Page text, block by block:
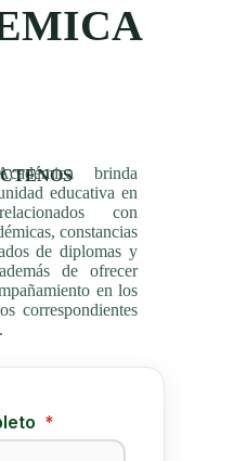
brinda
educativa en
con
constancias
de diplomas y
de ofrecer
en los
correspondientes
*